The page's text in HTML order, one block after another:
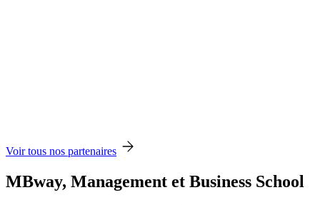
Voir tous nos partenaires
MBway, Management et Business School